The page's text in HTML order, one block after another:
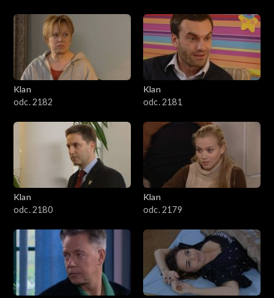
1501–1600
1401–1500
1301–1400
1201–1300
1101–1200
1001–1100
901–1000
801–900
601–700
Klan
odc. 2182
Klan
odc. 2181
Klan
odc. 2180
Klan
odc. 2179